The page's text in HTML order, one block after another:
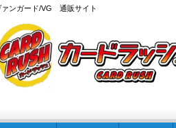
ァンガード/VG 通販サイト